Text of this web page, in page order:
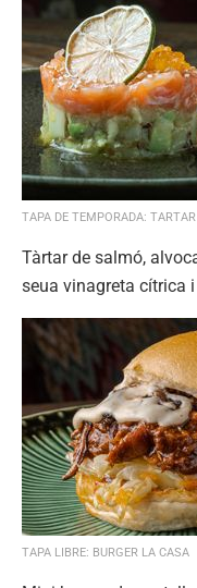
TAPA DE TEMPORADA:
Tàrtar de salmó,
seua vinagreta cítrica
TAPA LIBRE: BURGER LA CASA